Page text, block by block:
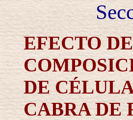
EFECTO
DE
CABRA DE